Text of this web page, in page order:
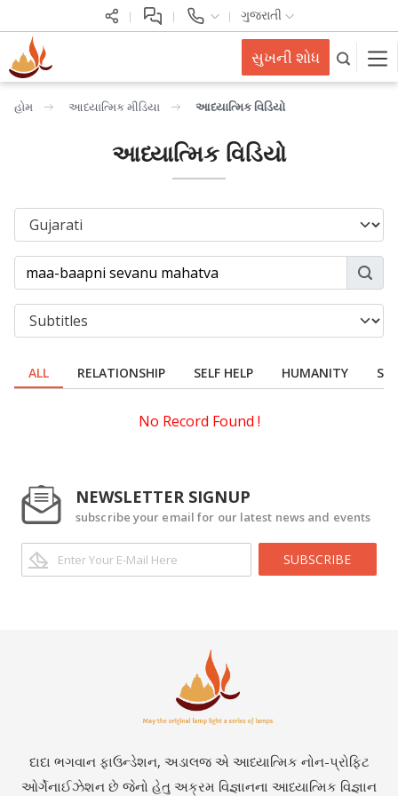
ગુજરાતી
સુખની શોધ
હોમ આધ્યાત્મિક મીડિયા આધ્યાત્મિક વિડિયો
આધ્યાત્મિક વિડિયો
ALL RELATIONSHIP SELF HELP HUMANITY
No Record Found !
NEWSLETTER SIGNUP
subscribe your email for our latest news and events
SUBSCRIBE
દાદા ભગવાન ફાઉન્ડેશન, અડાલજ એ આધ્યાત્મિક નોન-પ્રોફિટ
ઓર્ગેનાઈઝેશન છે જેનો હેતુ અક્રમ વિજ્ઞાનના આધ્યાત્મિક વિજ્ઞાન